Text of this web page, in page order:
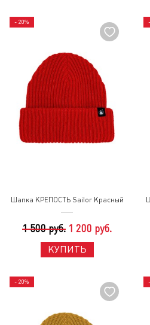
- 20%
Шапка КРЕПОСТЬ Sailor Красный
1 500 руб. 1 200 руб.
КУПИТЬ
- 20%